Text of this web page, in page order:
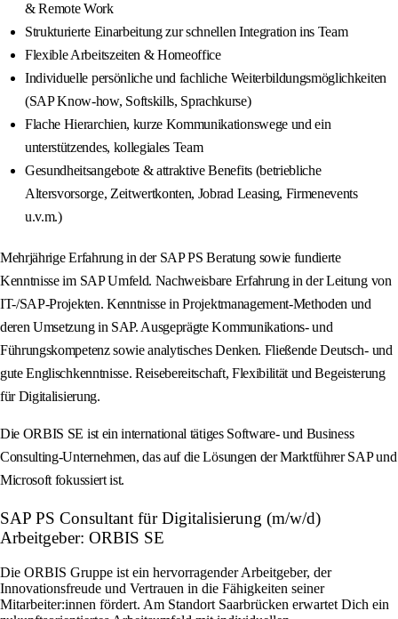
& Remote Work
Strukturierte Einarbeitung zur schnellen Integration ins Team
Flexible Arbeitszeiten & Homeoffice
Individuelle persönliche und fachliche Weiterbildungsmöglichkeiten
(SAP Know-how, Softskills, Sprachkurse)
Flache Hierarchien, kurze Kommunikationswege und ein
unterstützendes, kollegiales Team
Gesundheitsangebote & attraktive Benefits (betriebliche
Altersvorsorge, Zeitwertkonten, Jobrad Leasing, Firmenevents
u.v.m.)
Mehrjährige Erfahrung in der SAP PS Beratung sowie fundierte
Kenntnisse im SAP Umfeld. Nachweisbare Erfahrung in der Leitung von
IT-/SAP-Projekten. Kenntnisse in Projektmanagement-Methoden und
deren Umsetzung in SAP. Ausgeprägte Kommunikations- und
Führungskompetenz sowie analytisches Denken. Fließende Deutsch- und
gute Englischkenntnisse. Reisebereitschaft, Flexibilität und Begeisterung
für Digitalisierung.
Die ORBIS SE ist ein international tätiges Software- und Business
Consulting-Unternehmen, das auf die Lösungen der Marktführer SAP und
Microsoft fokussiert ist.
SAP PS Consultant für Digitalisierung (m/w/d)
Arbeitgeber: ORBIS SE
Die ORBIS Gruppe ist ein hervorragender Arbeitgeber, der
Innovationsfreude und Vertrauen in die Fähigkeiten seiner
Mitarbeiter:innen fördert. Am Standort Saarbrücken erwartet Dich ein